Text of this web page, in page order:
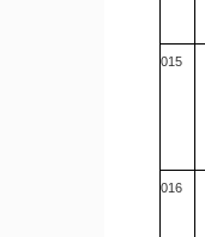
015
016